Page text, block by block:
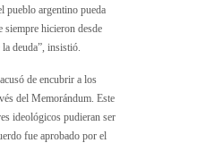
pueblo argentino pueda
siempre hicieron desde
deuda”, insistió.
de encubrir a los
del Memorándum. Este
ideológicos pudieran ser
fue aprobado por el